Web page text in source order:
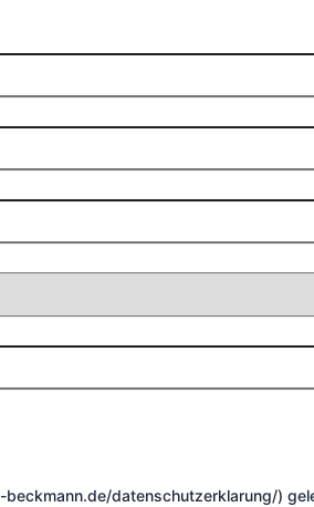
datenschutzerklarung/)